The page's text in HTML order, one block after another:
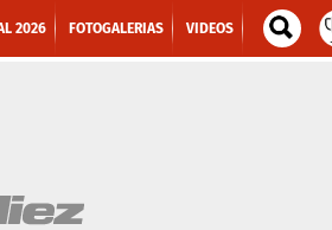
2026 FOTOGALERIAS VIDEOS